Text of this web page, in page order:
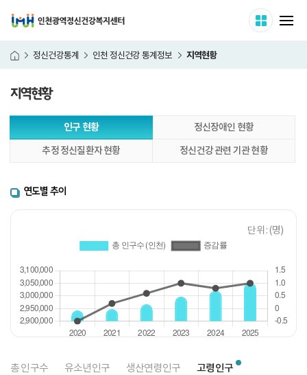
사이트
홈 정신건강통계 인천 정신건강 통계정보 지역현황
지역현황
문
인구 현황
정신장애인 현황
추정 정신질환자 현황
정신건강 관련 기관 현황
연도별 추이
단위 : (명)
총 인구수 유소년인구 생산연령인구 고령인구